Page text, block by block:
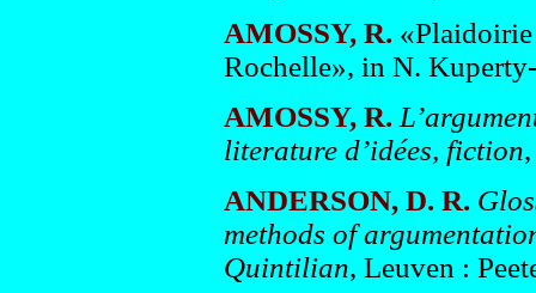
AMOSSY, R. «Plaidoirie
Rochelle», in N.
AMOSSY, R.
literature d’idées, fiction
ANDERSON, D. R.
methods of
Quintilian, Leuven :